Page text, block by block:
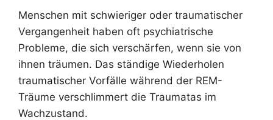
Menschen mit schwieriger oder traumatischer
Vergangenheit haben oft psychiatrische
Probleme, die sich verschärfen, wenn sie von
ihnen träumen. Das ständige Wiederholen
traumatischer Vorfälle während der REM-
Träume verschlimmert die Traumatas im
Wachzustand.